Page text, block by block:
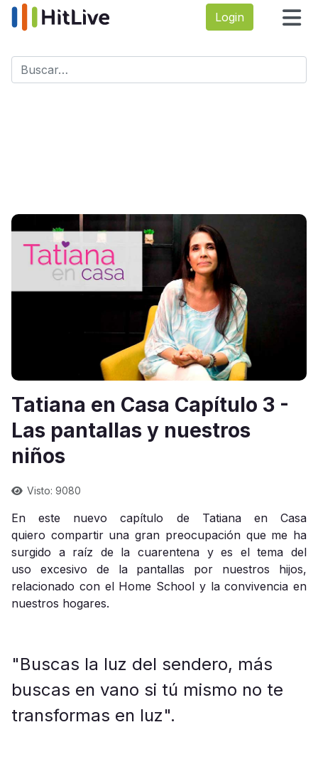
Login
Buscar
Tatiana en Casa Capítulo 3 -
Las pantallas y nuestros
niños
Visto: 9080
En este nuevo capítulo de Tatiana en Casa
quiero compartir una gran preocupación que me ha
surgido a raíz de la cuarentena y es el tema del
uso excesivo de la pantallas por nuestros hijos,
relacionado con el Home School y la convivencia en
nuestros hogares.
"Buscas la luz del sendero, más
buscas en vano si tú mismo no te
transformas en luz".